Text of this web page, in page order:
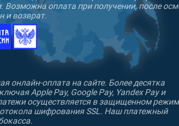
Возможна оплата при получении, после
и возврат.
онлайн-оплата на сайте. Более десятка
Apple Pay, Google Pay, Yandex Pay и
осуществляется в защищенном
шифрования SSL. Наш платежный